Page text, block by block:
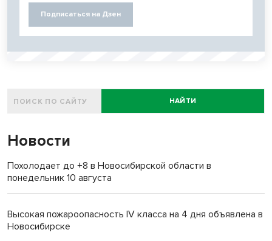
Подписаться на Дзен
НАЙТИ
Новости
Похолодает до +8 в Новосибирской области в
понедельник 10 августа
Высокая пожароопасность IV класса на 4 дня объявлена в
Новосибирске